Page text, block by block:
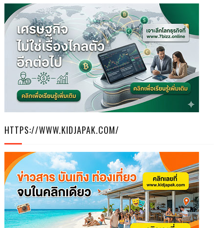
HTTPS://WWW.KIDJAPAK.COM/